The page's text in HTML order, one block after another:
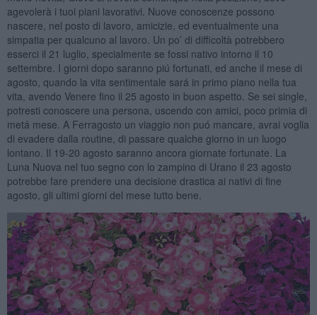
agevolerà i tuoi piani lavorativi. Nuove conoscenze possono
nascere, nel posto di lavoro, amicizie, ed eventualmente una
simpatia per qualcuno al lavoro. Un po’ di difficoltà potrebbero
esserci il 21 luglio, specialmente se fossi nativo intorno il 10
settembre. I giorni dopo saranno piú fortunati, ed anche il mese di
agosto, quando la vita sentimentale sará in primo piano nella tua
vita, avendo Venere fino il 25 agosto in buon aspetto. Se sei single,
potresti conoscere una persona, uscendo con amici, poco primia di
metá mese. A Ferragosto un viaggio non puó mancare, avrai voglia
di evadere dalla routine, di passare qualche giorno in un luogo
lontano. Il 19-20 agosto saranno ancora giornate fortunate. La
Luna Nuova nel tuo segno con lo zampino di Urano il 23 agosto
potrebbe fare prendere una decisione drastica ai nativi di fine
agosto, gli ultimi giorni del mese tutto bene.